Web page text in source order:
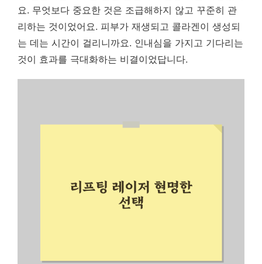
요. 무엇보다 중요한 것은 조급해하지 않고 꾸준히 관
리하는 것이었어요. 피부가 재생되고 콜라겐이 생성되
는 데는 시간이 걸리니까요. 인내심을 가지고 기다리는
것이 효과를 극대화하는 비결이었답니다.